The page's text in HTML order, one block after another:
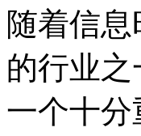
随着信
的行业
一个十